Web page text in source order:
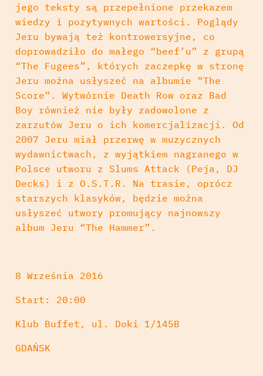
jego teksty są przepełnione przekazem
wiedzy i pozytywnych wartości. Poglądy
Jeru bywają też kontrowersyjne, co
doprowadziło do małego “beef’u” z grupą
“The Fugees”, których zaczepkę w stronę
Jeru można usłyszeć na albumie “The
Score”. Wytwórnie Death Row oraz Bad
Boy również nie były zadowolone z
zarzutów Jeru o ich komercjalizacji. Od
2007 Jeru miał przerwę w muzycznych
wydawnictwach, z wyjątkiem nagranego w
Polsce utworu z Slums Attack (Peja, DJ
Decks) i z O.S.T.R. Na trasie, oprócz
starszych klasyków, będzie można
usłyszeć utwory promujący najnowszy
album Jeru “The Hammer”.
8 Września 2016
Start: 20:00
Klub Buffet, ul. Doki 1/145B
GDAŃSK